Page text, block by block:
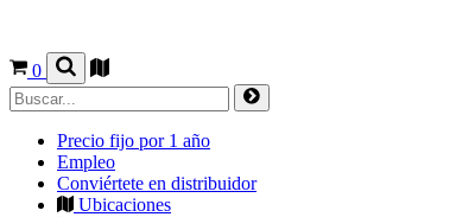
0
Precio fijo por 1 año
Empleo
Conviértete en distribuidor
Ubicaciones